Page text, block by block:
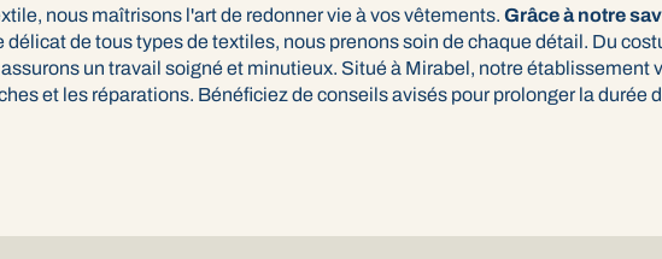
nous maîtrisons l'art de redonner vie à vos vêtements. Grâce à notre
de tous types de textiles, nous prenons soin de chaque détail. Du
un travail soigné et minutieux. Situé à Mirabel, notre
et les réparations. Bénéficiez de conseils avisés pour prolonger la